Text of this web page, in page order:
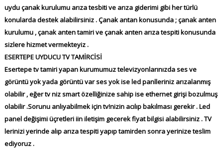
uydu çanak kurulumu arıza tesbiti ve arıza giderimi gibi her türlü
konularda destek alabilirsiniz . Çanak antan konusunda ; çanak anten
kurulumu , çanak anten tamiri ve çanak anten arıza tespiti konusunda
sizlere hizmet vermekteyiz .
ESERTEPE UYDUCU TV TAMİRCİSİ
Esertepe tv tamiri yapan kurumumuz televizyonlarınızda ses ve
görüntü yok yada görüntü var ses yok ise led panlleriniz arızalanmış
olabilir , eğer tv niz smart özelliğinize sahip ise ethernet girişi bozulmuş
olabilir .Sorunu anlıyabilmek için tv!nizin acılıp bakılması gerekir . Led
panel değişimi üçretleri iin iletişim gecerek fiyat bilgisi alabilirsiniz . TV
lerinizi yerinde alıp arıza tespiti yapıp tamirden sonra yerinize teslim
ediyoruz .